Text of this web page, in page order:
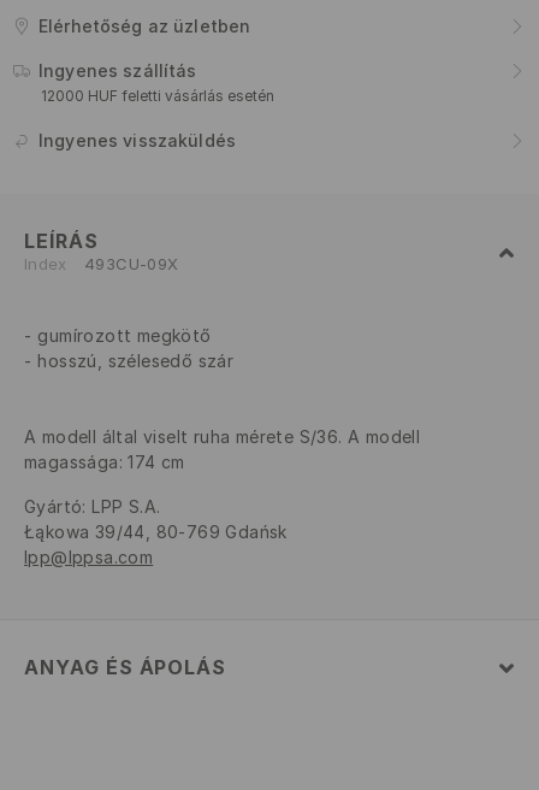
Elérhetőség az üzletben
Ingyenes szállítás
12000 HUF feletti vásárlás esetén
Ingyenes visszaküldés
LEÍRÁS
Index 493CU-09X
gumírozott megkötő
hosszú, szélesedő szár
A modell által viselt ruha mérete S/36. A modell
magassága: 174 cm
Gyártó: LPP S.A.
Łąkowa 39/44, 80-769 Gdańsk
lpp@lppsa.com
ANYAG ÉS ÁPOLÁS